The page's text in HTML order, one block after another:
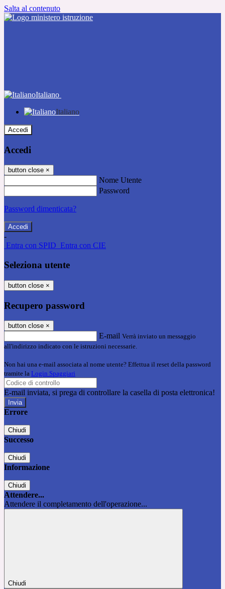
Salta al contenuto
Italiano
Italiano
Accedi
Accedi
button close ×
Nome Utente
Password
Password dimenticata?
-
Entra con SPID Entra con CIE
Seleziona utente
button close ×
Recupero password
button close ×
E-mail Verrà inviato un messaggio
all'indirizzo indicato con le istruzioni necessarie.
Non hai una e-mail associata al nome utente? Effettua il reset della password
tramite la Login Spaggiari
E-mail inviata, si prega di controllare la casella di posta elettronica!
Errore
Chiudi
Successo
Chiudi
Informazione
Chiudi
Attendere...
Attendere il completamento dell'operazione...
Chiudi